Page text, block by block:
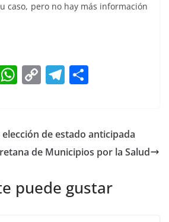
caso, pero no hay más información
W
s
A
p
C
y
Li
k
T
gr
a
e
de estado anticipada
de Municipios por la Salud
puede gustar